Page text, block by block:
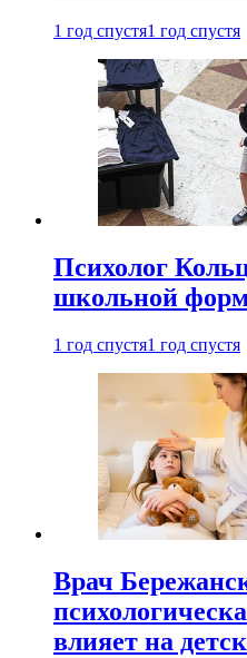
1 год спустя1 год спустя
Психолог
школьной
1 год спустя1 год спустя
Врач
влияет на